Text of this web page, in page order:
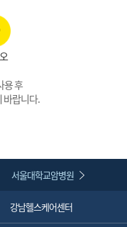
용 후
바랍니다.
서울대학교암병원
강남헬스케어센터